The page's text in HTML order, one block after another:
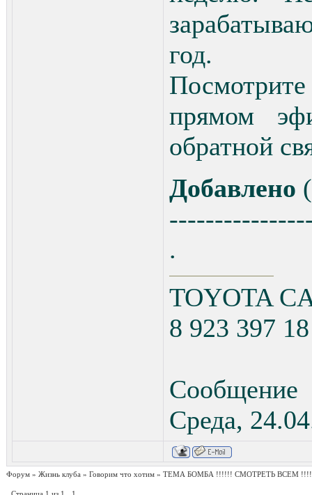
год.
прямом
обратной
Добавлено
.
TOYOTA
8 923 397
Среда,
Форум » Жизнь клуба » Говорим что хотим » ТЕМА БОМБА !!!!!! СМОТРЕТЬ ВСЕМ